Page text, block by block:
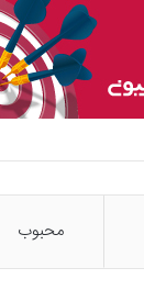
محبوب